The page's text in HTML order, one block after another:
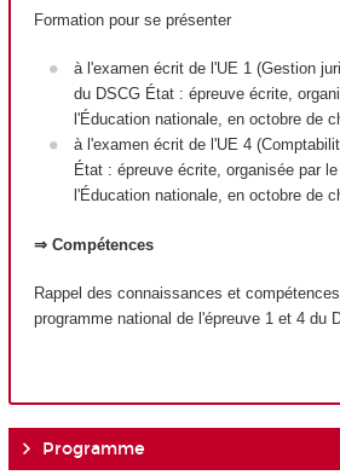
Formation pour se présenter
à l'examen écrit de l'UE 1 (Gestion
du DSCG État : épreuve écrite,
l'Éducation nationale, en octobre de
à l'examen écrit de l'UE 4
État : épreuve écrite, organisée par
l'Éducation nationale, en octobre de
⇒ Compétences
Rappel des connaissances et
programme national de l'épreuve 1 et 4 du
Programme